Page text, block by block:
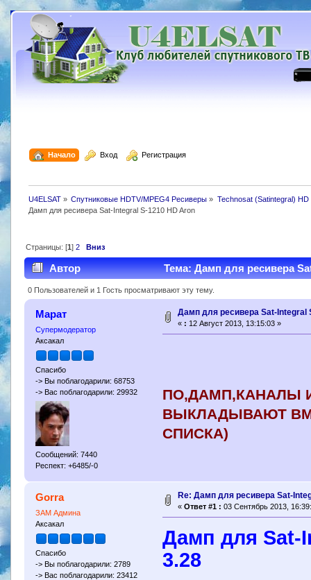
Начало Вход Регистрация
U4ELSAT» Спутниковые HDTV/MPEG4 Ресиверы » Technosat (Satintegral) HD
Дамп для ресивера Sat-Integral S-1210 HD Aron
Страницы: [1] 2 Вниз
Автор Тема: Дамп для ресивера
0 Пользователей и 1 Гость просматривают эту тему.
Марат
Супермодератор
Аксакал
Спасибо
-> Вы поблагодарили: 68753
-> Вас поблагодарили: 29932
Сообщений: 7440
Респект: +6485/-0
Дамп для ресивера Sat-Integral
« : 12 Август 2013, 13:15:03 »
ПО,ДАМП,КАНАЛЫ И
ВЫКЛАДЫВАЮТ
СПИСКА)
Gorra
ЗАМ Админа
Аксакал
Спасибо
-> Вы поблагодарили: 2789
-> Вас поблагодарили: 23412
Re: Дамп для ресивера Sat-
« Ответ #1 : 03 Сентябрь 2013,
Дамп для Sat-
3.28